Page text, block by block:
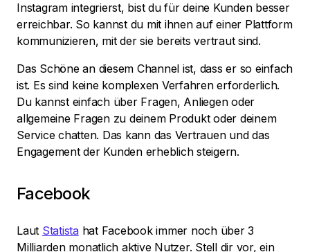
Instagram integrierst, bist du für deine Kunden besser
erreichbar. So kannst du mit ihnen auf einer Plattform
kommunizieren, mit der sie bereits vertraut sind.
Das Schöne an diesem Channel ist, dass er so einfach
ist. Es sind keine komplexen Verfahren erforderlich.
Du kannst einfach über Fragen, Anliegen oder
allgemeine Fragen zu deinem Produkt oder deinem
Service chatten. Das kann das Vertrauen und das
Engagement der Kunden erheblich steigern.
Facebook
Laut Statistahat Facebook immer noch über 3
Milliarden monatlich aktive Nutzer. Stell dir vor, ein